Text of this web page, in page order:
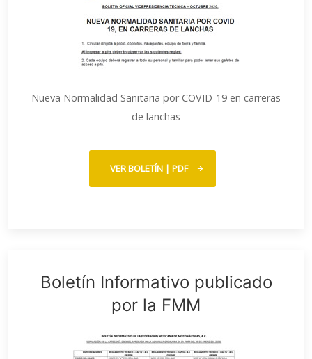
Nueva Normalidad Sanitaria por COVID-19 en carreras
de lanchas
VER BOLETÍN | PDF
Boletín Informativo publicado
por la FMM